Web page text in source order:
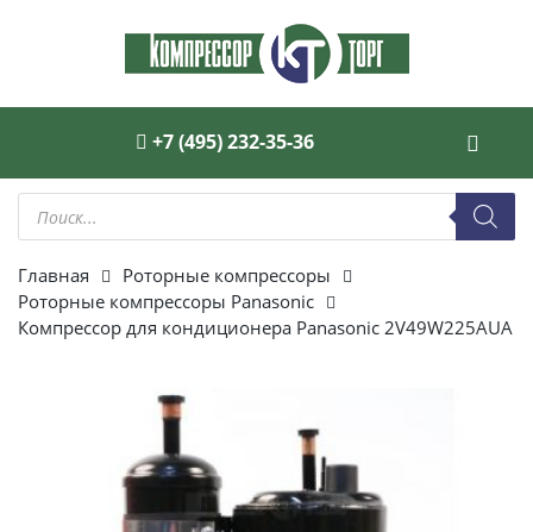
+7 (495) 232-35-36
Поиск
товаров
Главная
Роторные компрессоры
Роторные компрессоры Panasonic
Компрессор для кондиционера Panasonic 2V49W225AUA